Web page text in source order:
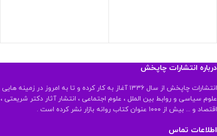
درباره انتشارات چاپخش
انتشارات چاپخش از سال ۱۳۳۶ آغاز به کار کرده و تا به امروز در زمینه هایی
علوم سیاسی و روابط بین الملل ، علوم اجتماعی ، انتشار آثار دکتر شریعتی ،
اقتصاد و ... بیش از ۱۰۰۰ عنوان کتاب روانه بازار نشر کرده است .
اطلاعات تماس